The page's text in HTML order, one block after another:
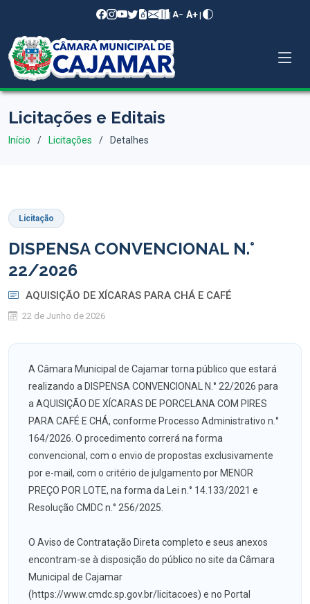
| A− A+|
Licitações e Editais
Início Licitações Detalhes
Licitação
DISPENSA CONVENCIONAL N.°
22/2026
AQUISIÇÃO DE XÍCARAS PARA CHÁ E CAFÉ
22 de Junho de 2026
A Câmara Municipal de Cajamar torna público que estará
realizando a DISPENSA CONVENCIONAL N.° 22/2026 para
a AQUISIÇÃO DE XÍCARAS DE PORCELANA COM PIRES
PARA CAFÉ E CHÁ, conforme Processo Administrativo n.°
164/2026. O procedimento correrá na forma
convencional, com o envio de propostas exclusivamente
por e-mail, com o critério de julgamento por MENOR
PREÇO POR LOTE, na forma da Lei n.° 14.133/2021 e
Resolução CMDC n.° 256/2025.
O Aviso de Contratação Direta completo e seus anexos
encontram-se à disposição do público no site da Câmara
Municipal de Cajamar
(https://www.cmdc.sp.gov.br/licitacoes) e no Portal